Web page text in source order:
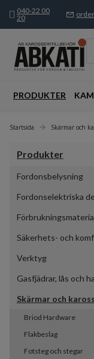
040-22 00
20
PRODUKTER
Startsida Skärmar och
Produkter
Fordonsbelysning
Fordonselektriska
Säkerhets- och
Verktyg
Gasfjädrar, lås och
Skärmar och
Briod Hardware
Flakbeslag
Fotsteg och stegar